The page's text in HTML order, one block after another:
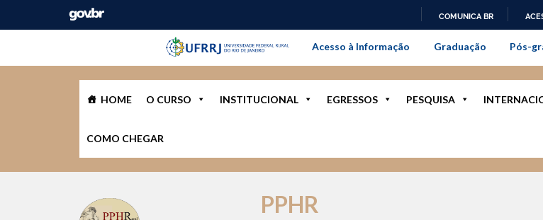
PARA
O
COMUNICA BR
Pular barra institucional
Barra institucional da Universidade
Acesso à Informação Graduação Pós-
HOME O CURSO INSTITUCIONAL EGRESSOS PESQUISA
COMO CHEGAR
PPHR